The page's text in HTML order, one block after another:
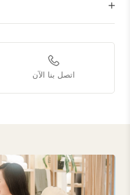
اتصل بنا الآن